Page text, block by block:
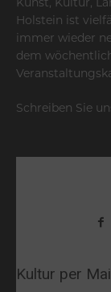
Holstein ist
immer wieder
dem
Schreiben Sie
Kultur per